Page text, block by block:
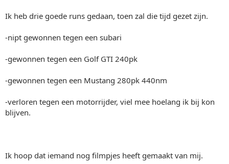
Ik heb drie goede runs gedaan, toen zal die tijd gezet zijn.
-nipt gewonnen tegen een subari
-gewonnen tegen een Golf GTI 240pk
-gewonnen tegen een Mustang 280pk 440nm
-verloren tegen een motorrijder, viel mee hoelang ik bij kon
blijven.
Ik hoop dat iemand nog filmpjes heeft gemaakt van mij.